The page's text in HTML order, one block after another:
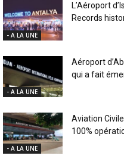
- A LA UNE
L’Aéroport
Records
- A LA UNE
Aéroport
qui a fait
- A LA UNE
Aviation
100%